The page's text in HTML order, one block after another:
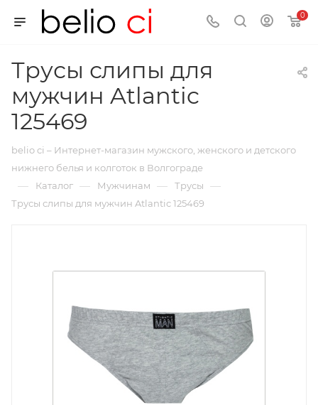
0
Трусы слипы для
мужчин Atlantic
125469
belio ci – Интернет-магазин мужского, женского и детского
нижнего белья и колготок в Волгограде
— Каталог — Мужчинам — Трусы —
Трусы слипы для мужчин Atlantic 125469